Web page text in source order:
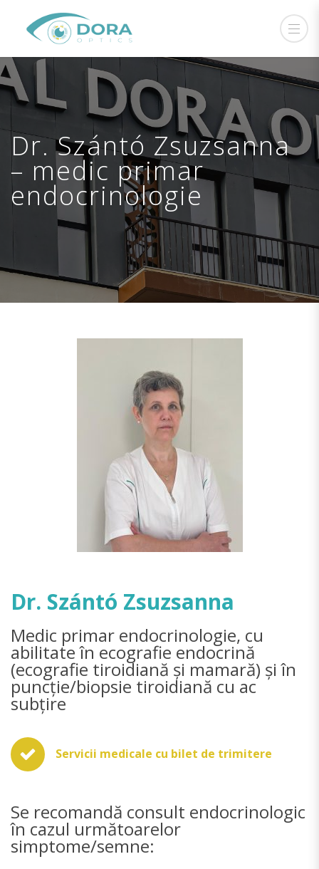
Dr. Szántó Zsuzsanna
– medic primar
endocrinologie
Dr. Szántó Zsuzsanna
Medic primar endocrinologie, cu
abilitate în ecografie endocrină
(ecografie tiroidiană și mamară) și în
puncție/biopsie tiroidiană cu ac
subțire
Servicii medicale cu bilet de trimitere
Se recomandă consult endocrinologic
în cazul următoarelor
simptome/semne: